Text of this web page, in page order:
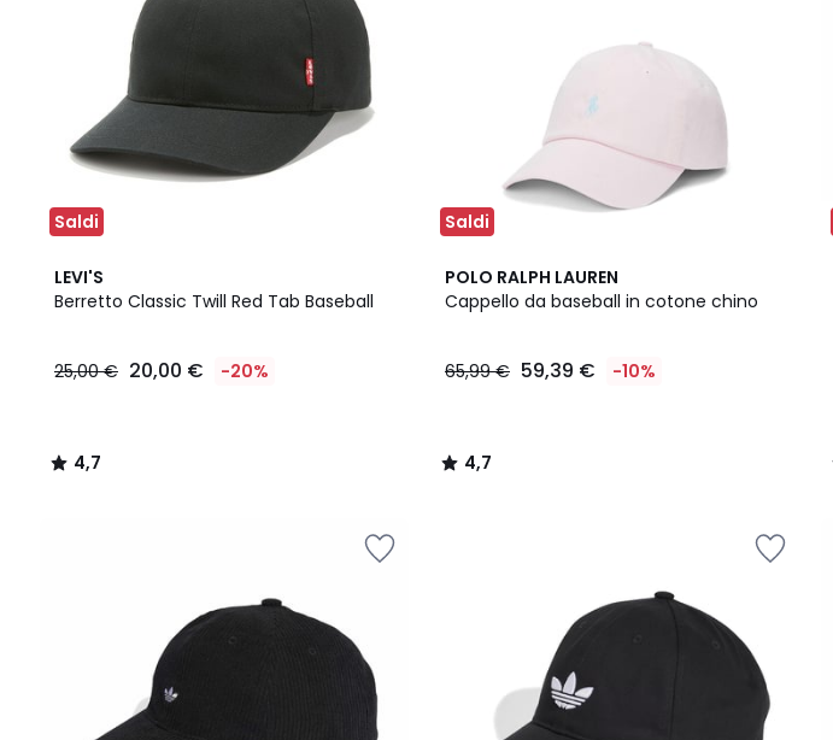
Saldi
LEVI'S
Berretto Classic Twill Red Tab Baseball
25,00 € 20,00 € -20%
4,7
/ 5
4,7
/
Saldi
POLO RALPH LAUREN
Cappello da baseball in cotone chino
65,99 € 59,39 € -10%
4,7
/ 5
4,7
/